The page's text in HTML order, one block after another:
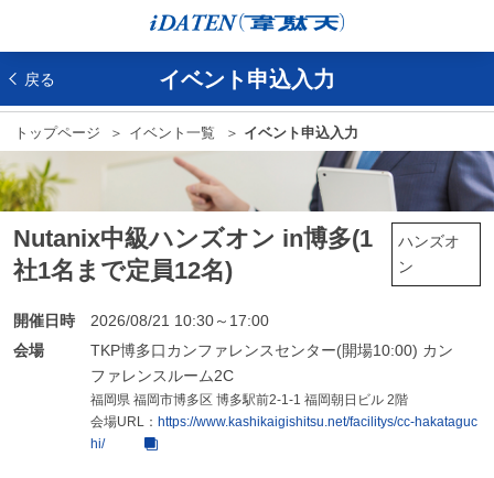
戻る イベント申込入力
トップページ イベント一覧 イベント申込入力
ハンズオ
ン
Nutanix中級ハンズオン in博多(1
社1名まで定員12名)
開催日時
2026/08/21 10:30～17:00
会場
TKP博多口カンファレンスセンター(開場10:00) カン
ファレンスルーム2C
福岡県 福岡市博多区 博多駅前2-1-1 福岡朝日ビル 2階
会場URL： https://www.kashikaigishitsu.net/facilitys/cc-hakataguc
hi/